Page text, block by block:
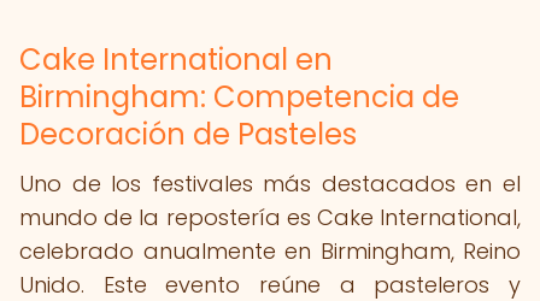
Cake International en
Birmingham: Competencia de
Decoración de Pasteles
Uno de los festivales más destacados en el
mundo de la repostería es Cake International,
celebrado anualmente en Birmingham, Reino
Unido. Este evento reúne a pasteleros y